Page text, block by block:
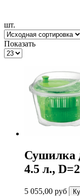
шт.
Показать
Сушилка
4.5 л.,
5 055,00 руб